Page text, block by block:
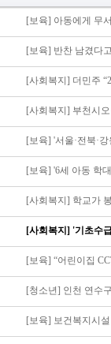
[보육] 아동에게 무
[사회복지] 부천시
[보육] '서울·전북·
[보육] '6세 아동 학
[사회복지] 학교가
[사회복지] '기초수
[보육] “어린이집
[청소년] 인천 연수
[보육] 보건복지시